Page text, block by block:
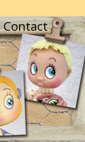
Contact